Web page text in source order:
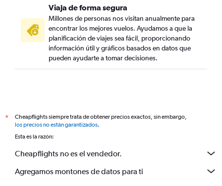
Viaja de forma segura
Millones de personas nos visitan anualmente para
encontrar los mejores vuelos. Ayudamos a que la
planificación de viajes sea fácil, proporcionando
información útil y gráficos basados en datos que
pueden ayudarte a tomar decisiones.
*
Cheapflights siempre trata de obtener precios exactos, sin embargo,
los precios no están garantizados.
Esta es la razón:
Cheapflights no es el vendedor.
Agregamos montones de datos para ti